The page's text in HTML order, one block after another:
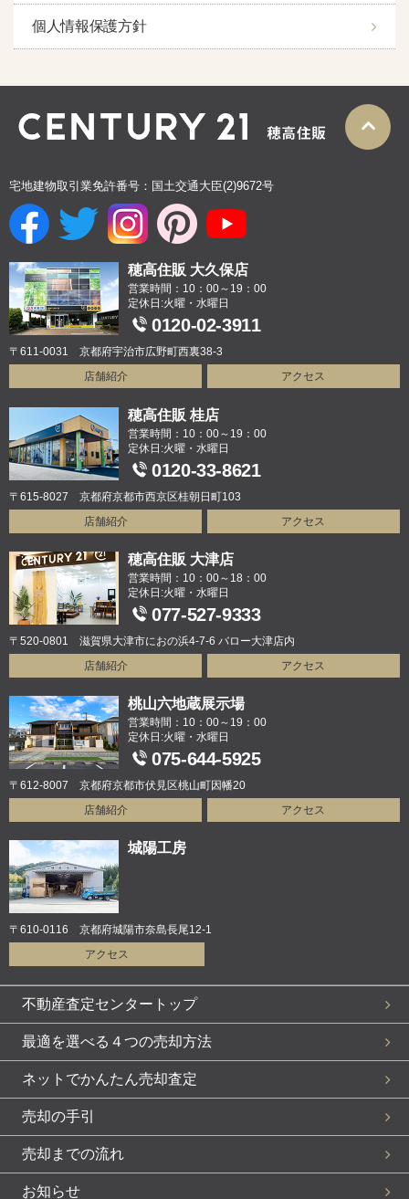
個人情報保護方針
宅地建物取引業免許番号：国土交通大臣(2)9672号
穂高住販 大久保店
営業時間：10：00～19：00
定休日:火曜・水曜日
0120-02-3911
〒611-0031 京都府宇治市広野町西裏38-3
店舗紹介
アクセス
穂高住販 桂店
営業時間：10：00～19：00
定休日:火曜・水曜日
0120-33-8621
〒615-8027 京都府京都市西京区桂朝日町103
店舗紹介
アクセス
穂高住販 大津店
営業時間：10：00～18：00
定休日:火曜・水曜日
077-527-9333
〒520-0801 滋賀県大津市におの浜4-7-6 バロー大津店内
店舗紹介
アクセス
桃山六地蔵展示場
営業時間：10：00～19：00
定休日:火曜・水曜日
075-644-5925
〒612-8007 京都府京都市伏見区桃山町因幡20
店舗紹介
アクセス
城陽工房
〒610-0116 京都府城陽市奈島長尾12-1
アクセス
不動産査定センタートップ
最適を選べる４つの売却方法
ネットでかんたん売却査定
売却の手引
売却までの流れ
お知らせ